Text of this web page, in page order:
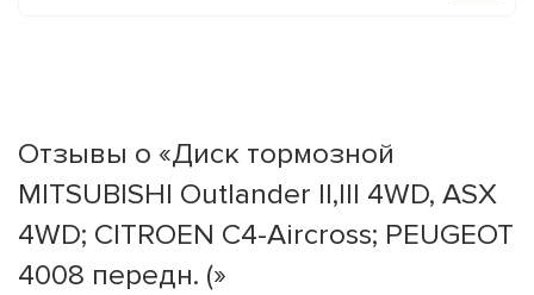
Отзывы о «Диск тормозной
MITSUBISHI Outlander II,III 4WD, ASX
4WD; CITROEN C4-Aircross; PEUGEOT
4008 передн. (»